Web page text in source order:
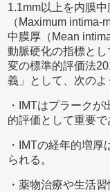
1.1mm以上を内膜
（Maximum
中膜厚（Mean
動脈硬化の指標と
変の標準的評価法
義」として、次のよ
・IMTはプラーク
的評価として重要で
・IMTの経年的増
られる。
・薬物治療や生活